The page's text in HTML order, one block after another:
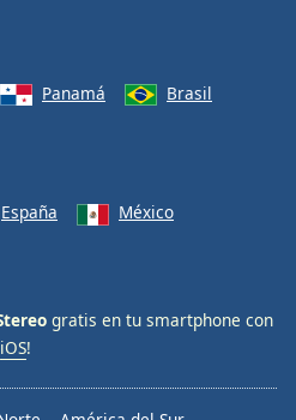
Panamá
Brasil
España
México
gratis en tu smartphone con
iOS!